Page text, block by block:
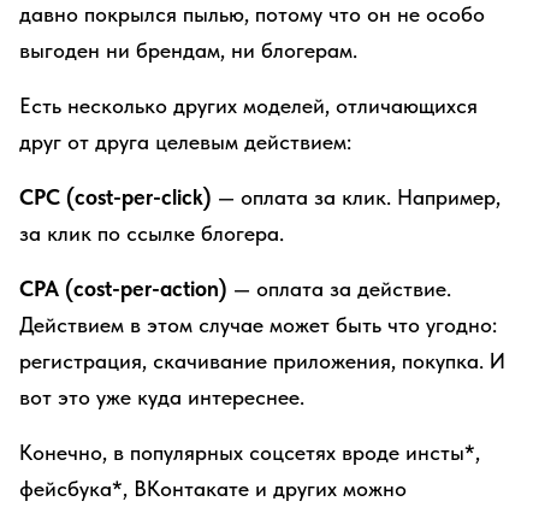
давно покрылся пылью, потому что он не особо
выгоден ни брендам, ни блогерам.
Есть несколько других моделей, отличающихся
друг от друга целевым действием:
CPC (cost-per-click) — оплата за клик. Например,
за клик по ссылке блогера.
CPA (cost-per-action) — оплата за действие.
Действием в этом случае может быть что угодно:
регистрация, скачивание приложения, покупка. И
вот это уже куда интереснее.
Конечно, в популярных соцсетях вроде инсты*,
фейсбука*, ВКонтакате и других можно